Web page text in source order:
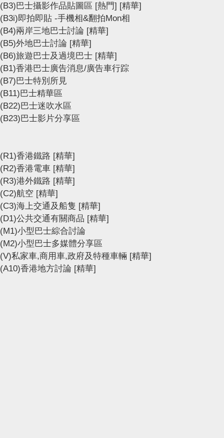
(B3)巴士攝影作品貼圖區 [熱門] [精華]
(B3i)即拍即貼 -手機相&翻拍Mon相
(B4)兩岸三地巴士討論 [精華]
(B5)外地巴士討論 [精華]
(B6)旅遊巴士及過境巴士 [精華]
(B1)香港巴士廣告消息/廣告車行踪
(B7)巴士特別所見
(B11)巴士精華區
(B22)巴士迷吹水區
(B23)巴士影片分享區
(R1)香港鐵路 [精華]
(R2)香港電車 [精華]
(R3)港外鐵路 [精華]
(C2)航空 [精華]
(C3)海上交通及船隻 [精華]
(D1)公共交通有關商品 [精華]
(M1)小型巴士綜合討論
(M2)小型巴士多媒體分享區
(V)私家車,商用車,政府及特種車輛 [精華]
(A10)香港地方討論 [精華]